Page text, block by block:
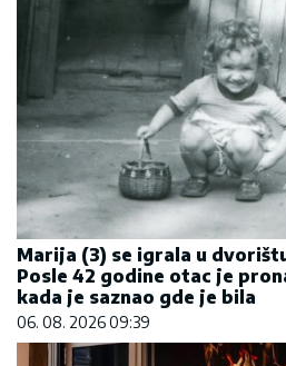
Marija (3) se igrala u
Posle 42 godine otac je
kada je saznao gde je bila
06. 08. 2026 09:39